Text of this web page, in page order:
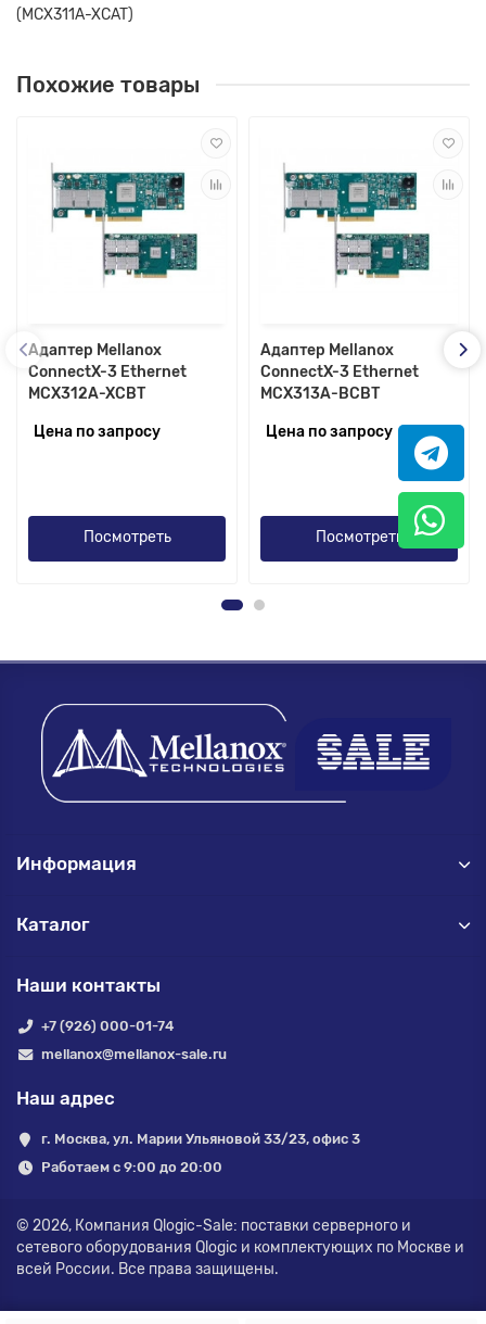
(MCX311A-XCAT)
Похожие товары
Адаптер Mellanox
ConnectX-3 Ethernet
MCX312A-XCBT
Цена по запросу
Посмотреть
Адаптер Mellanox
ConnectX-3 Ethernet
MCX313A-BCBT
Цена по запросу
Посмотреть
Информация
Каталог
Наши контакты
+7 (926) 000-01-74
mellanox@mellanox-sale.ru
Наш адрес
г. Москва, ул. Марии Ульяновой 33/23, офис 3
Работаем с 9:00 до 20:00
© 2026, Компания Qlogic-Sale: поставки серверного и
сетевого оборудования Qlogic и комплектующих по Москве и
всей России. Все права защищены.